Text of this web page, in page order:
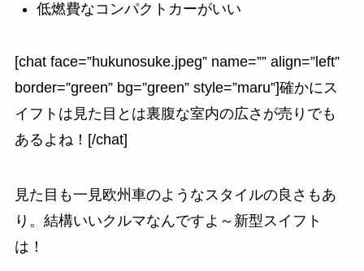
低燃費なコンパクトカーがいい
[chat face=”hukunosuke.jpeg” name=”” align=”left”
border=”green” bg=”green” style=”maru”]確かにス
イフトは見た目とは裏腹な室内の広さが売りでも
あるよね！[/chat]
見た目も一見欧州車のようなスタイルの良さもあ
り。結構いいクルマなんですよ～新型スイフト
は！